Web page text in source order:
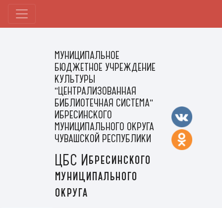
МУНИЦИПАЛЬНОЕ
БЮДЖЕТНОЕ УЧРЕЖДЕНИЕ
КУЛЬТУРЫ
"ЦЕНТРАЛИЗОВАННАЯ
БИБЛИОТЕЧНАЯ СИСТЕМА"
ИБРЕСИНСКОГО
МУНИЦИПАЛЬНОГО ОКРУГА
ЧУВАШСКОЙ РЕСПУБЛИКИ
ЦБС Ибресинского
муниципального
округа